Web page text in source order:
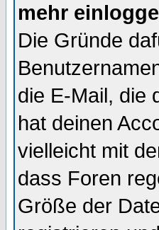
mehr
Die Gründe
die E-Mail, die
hat deinen
vielleicht mit
dass Foren
Größe der